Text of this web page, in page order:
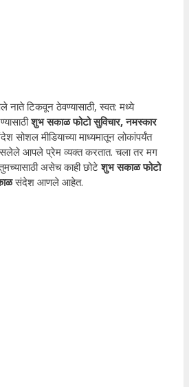
टिकवून ठेवण्यासाठी, स्वत: मध्ये
शुभ सकाळ फोटो सुविचार, नमस्कार
मीडियाच्या माध्यमातून लोकांपर्यंत
आपले प्रेम व्यक्त करतात. चला तर मग
असेच काही छोटेशुभ सकाळ फोटो
संदेश आणले आहेत.